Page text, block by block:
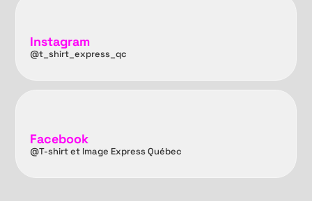
Instagram
@t_shirt_express_qc
Facebook
@T-shirt et Image Express Québec